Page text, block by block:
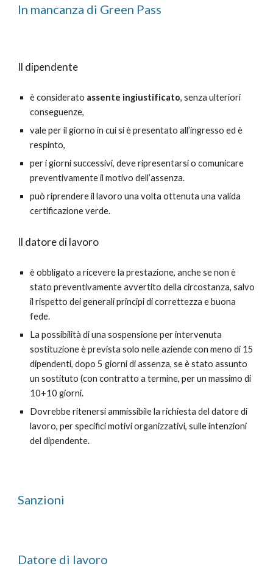
In mancanza di Green Pass
Il dipendente
è considerato assente ingiustificato, senza ulteriori
conseguenze,
vale per il giorno in cui si è presentato all’ingresso ed è
respinto,
per i giorni successivi, deve ripresentarsi o comunicare
preventivamente il motivo dell’assenza.
può riprendere il lavoro una voltaottenuta una valida
certificazione verde.
Il datore di lavoro
è obbligato a ricevere la prestazione, anche se non è
stato preventivamente avvertito della circostanza, salvo
il rispetto dei generali principi di correttezza e buona
fede.
La possibilità di una sospensione per intervenuta
sostituzione è prevista solo nelle aziende con meno di 15
dipendenti, dopo 5 giorni di assenza, se è stato assunto
un sostituto (con contratto a termine, per un massimo di
10+10 giorni.
Dovrebberitenersi ammissibile la richiesta del datore di
lavoro, per specifici motivi organizzativi, sulle intenzioni
del dipendente.
Sanzioni
Datore di lavoro